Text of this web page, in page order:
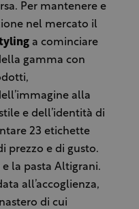
Per mantenere e
nel mercato il
a cominciare
gamma con
alla
e dell’identità di
23 etichette
prezzo e di gusto.
e la pasta Altigrani.
all’accoglienza,
di cui